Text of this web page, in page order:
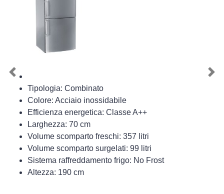
Tipologia: Combinato
Colore: Acciaio inossidabile
Efficienza energetica: Classe A++
Larghezza: 70 cm
Volume scomparto freschi: 357 litri
Volume scomparto surgelati: 99 litri
Sistema raffreddamento frigo: No Frost
Altezza: 190 cm
Previous